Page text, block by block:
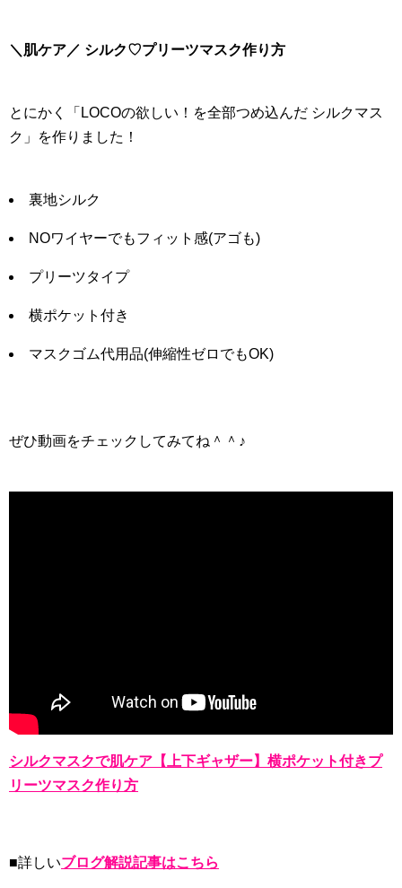
＼肌ケア／ シルク♡プリーツマスク作り方
とにかく「LOCOの欲しい！を全部つめ込んだ シルクマス
ク」を作りました！
裏地シルク
NOワイヤーでもフィット感(アゴも)
プリーツタイプ
横ポケット付き
マスクゴム代用品(伸縮性ゼロでもOK)
ぜひ動画をチェックしてみてね＾＾♪
シルクマスクで肌ケア【上下ギャザー】横ポケット付きプ
リーツマスク作り方
■詳しいブログ解説記事はこちら